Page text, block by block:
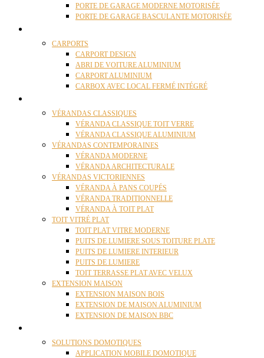
PORTE DE GARAGE MODERNE MOTORISÉE
PORTE DE GARAGE BASCULANTE MOTORISÉE
CARPORTS
CARPORT DESIGN
ABRI DE VOITURE ALUMINIUM
CARPORT ALUMINIUM
CARBOX AVEC LOCAL FERMÉ INTÉGRÉ
VÉRANDAS CLASSIQUES
VÉRANDA CLASSIQUE TOIT VERRE
VÉRANDA CLASSIQUE ALUMINIUM
VÉRANDAS CONTEMPORAINES
VÉRANDA MODERNE
VÉRANDA ARCHITECTURALE
VÉRANDAS VICTORIENNES
VÉRANDA À PANS COUPÉS
VÉRANDA TRADITIONNELLE
VÉRANDA À TOIT PLAT
TOIT VITRÉ PLAT
TOIT PLAT VITRE MODERNE
PUITS DE LUMIERE SOUS TOITURE PLATE
PUITS DE LUMIERE INTERIEUR
PUITS DE LUMIERE
TOIT TERRASSE PLAT AVEC VELUX
EXTENSION MAISON
EXTENSION MAISON BOIS
EXTENSION DE MAISON ALUMINIUM
EXTENSION DE MAISON BBC
SOLUTIONS DOMOTIQUES
APPLICATION MOBILE DOMOTIQUE